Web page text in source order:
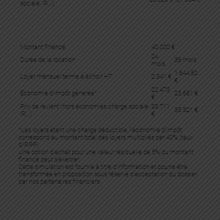
sociale, IR…)
Montant financé
40.000 €
Durée de la location
24
mois
36 mois
Loyer mensuel terme à échoir HT 2.341 € 1.644,50
€
Économie d'impôt générée*
22.473
€
23.681 €
Prix de revient (hors économies charge sociale,
IR…)
33.711
€
35.521 €
*Les loyers étant une charge déductible, l’économie d’impôt
correspond au montant total des loyers multipliés par 40% (taux
d’IRPP)
Une option d’achat pour une valeur résiduelle de 5% du montant
financé peut s'exercer.
Cette simulation est fournie à titre d'information et pourra être
transformée en proposition sous réserve d’acceptation du dossier
par nos partenaires financiers